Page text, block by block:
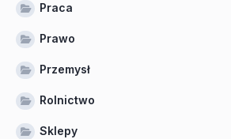
Praca
Prawo
Przemysł
Rolnictwo
Sklepy